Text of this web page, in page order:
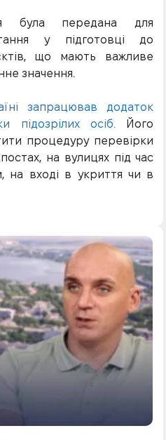
була передана для
у підготовці до
що мають важливе
значення.
запрацював додаток
підозрілих осіб. Його
процедуру перевірки
на вулицях під час
на вході в укриття чи в